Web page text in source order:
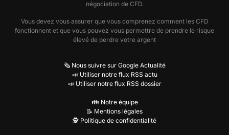
négociation de CFD.
Vous devez vous assurer que vous comprenez comment les CFD
fonctionnent et que vous pouvez vous permettre de prendre le risque
élevé de perdre votre argent
🗞️ Nous suivre sur Google Actualité
📣 Utiliser notre flux RSS actu
📣 Utiliser notre flux RSS dossier
👪 Notre équipe
📝 Mentions légales
🕵️ Politique de confidentialité